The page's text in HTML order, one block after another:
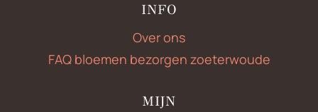
INFO
Over ons
FAQ bloemen bezorgen zoeterwoude
MIJN